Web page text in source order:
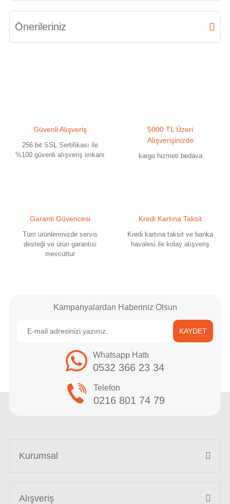
Önerileriniz
Ürün açıklamasında eksik bilgiler bulunuyor.
Ürün bilgilerinde hatalar bulunuyor.
Güvenli Alışveriş
256 bit SSL Sertifikası ile
%100 güvenli alışveriş imkanı
5000 TL Üzeri
Alışverişinizde
kargo hizmeti bedava
Garanti Güvencesi
Tüm ürünlerimizde servis
desteği ve ürün garantisi
mevcuttur
Kredi Kartına Taksit
Kredi kartına taksit ve banka
havalesi ile kolay alışveriş
Kampanyalardan Haberiniz Olsun
KAYDET
Whatsapp Hattı
0532 366 23 34
Telefon
0216 801 74 79
Kurumsal
Alışveriş